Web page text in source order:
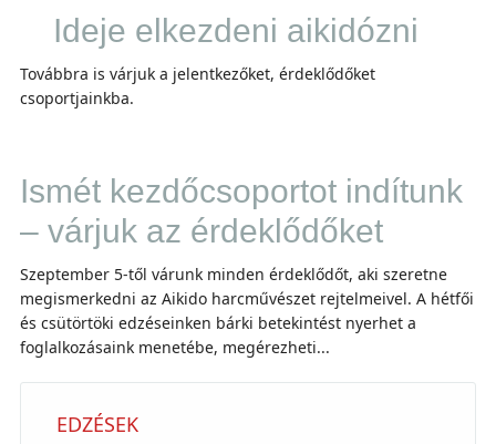
Ideje elkezdeni aikidózni
Továbbra is várjuk a jelentkezőket, érdeklődőket
csoportjainkba.
Ismét kezdőcsoportot indítunk
– várjuk az érdeklődőket
Szeptember 5-től várunk minden érdeklődőt, aki szeretne
megismerkedni az Aikido harcművészet rejtelmeivel. A hétfői
és csütörtöki edzéseinken bárki betekintést nyerhet a
foglalkozásaink menetébe, megérezheti...
EDZÉSEK